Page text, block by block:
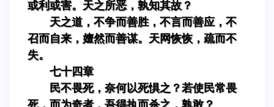
或利或害。天之所恶，孰知其故？
天之道，不争而善胜，不言而善应，不
召而自来，嬗然而善谋。天网恢恢，疏而不
失。
七十四章
民不畏死，奈何以死惧之？若使民常畏
死，而为奇者，吾得执而杀之，孰敢？